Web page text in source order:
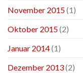
November 2015(1)
Oktober 2015(2)
Januar 2014(1)
Dezember 2013(2)